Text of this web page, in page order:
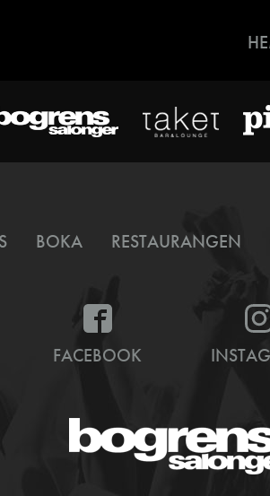
BOKA RESTAURANGEN
FACEBOOK